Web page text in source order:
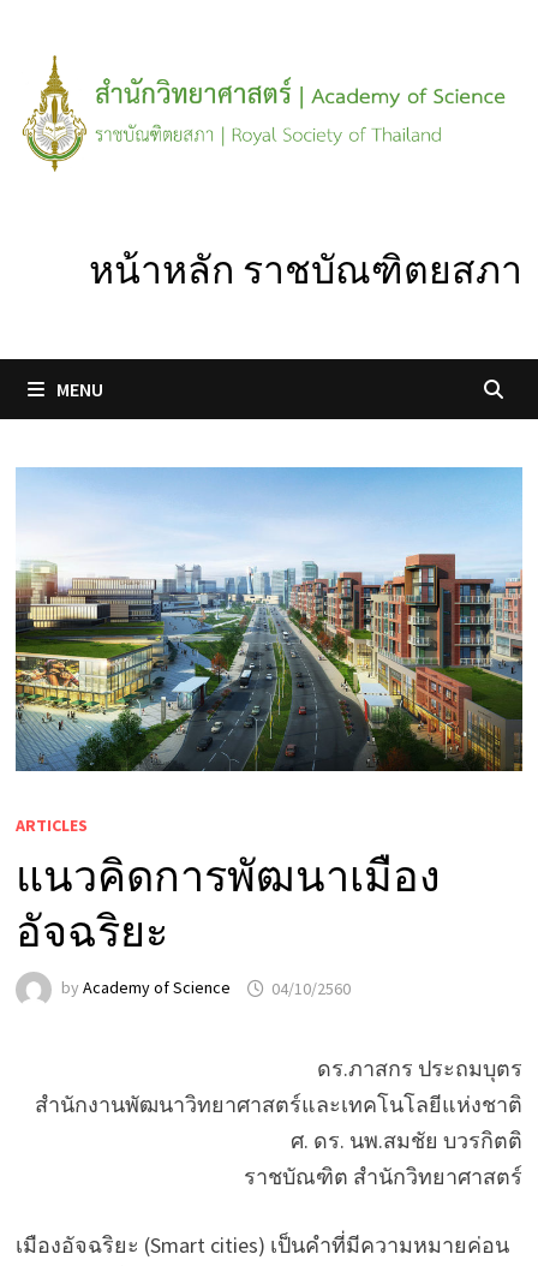
content
หน้าหลัก ราชบัณฑิตยสภา
MENU
ARTICLES
แนวคิดการพัฒนาเมือง
อัจฉริยะ
by Academy of Science 04/10/2560
ดร.ภาสกร ประถมบุตร
สำนักงานพัฒนาวิทยาศาสตร์และเทคโนโลยีแห่งชาติ
ศ. ดร. นพ.สมชัย บวรกิตติ
ราชบัณฑิต สำนักวิทยาศาสตร์
เมืองอัจฉริยะ (Smart cities) เป็นคำที่มีความหมายค่อน